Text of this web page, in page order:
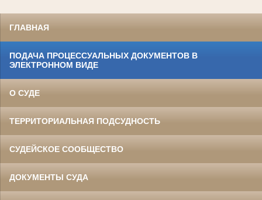
ГЛАВНАЯ
ПОДАЧА ПРОЦЕССУАЛЬНЫХ ДОКУМЕНТОВ В
ЭЛЕКТРОННОМ ВИДЕ
О СУДЕ
ТЕРРИТОРИАЛЬНАЯ ПОДСУДНОСТЬ
СУДЕЙСКОЕ СООБЩЕСТВО
ДОКУМЕНТЫ СУДА